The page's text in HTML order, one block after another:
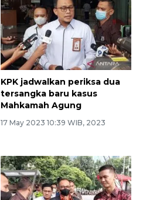
KPK jadwalkan periksa dua
tersangka baru kasus
Mahkamah Agung
17 May 2023 10:39 WIB, 2023